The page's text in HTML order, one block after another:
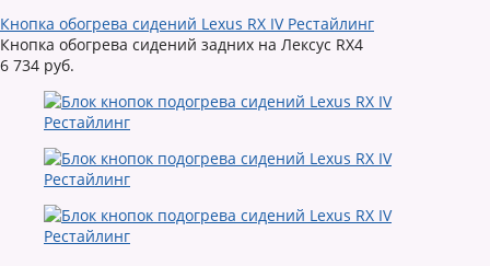
Кнопка обогрева сидений Lexus RX IV Рестайлинг
Кнопка обогрева сидений задних на Лексус RX4
6 734 руб.